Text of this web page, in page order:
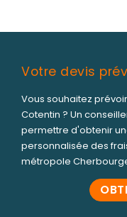
Votre devis
Vous souhaitez
Cotentin ? Un
permettre d'obtenir
personnalisée des
métropole